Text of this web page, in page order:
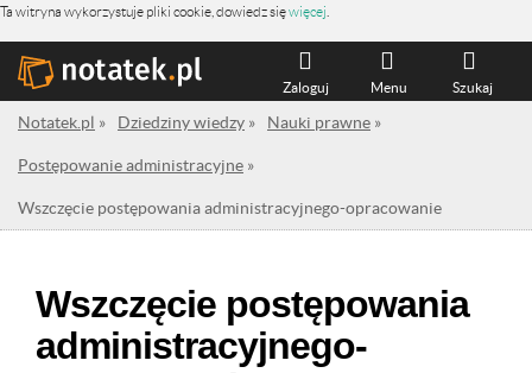
Ta witryna wykorzystuje pliki cookie, dowiedz sięwięcej
Szukaj
Menu
Zaloguj
Notatek.pl » Dziedziny wiedzy » Nauki prawne »
Postępowanie administracyjne »
Wszczęcie postępowania administracyjnego-opracowanie
Wszczęcie postępowania
administracyjnego-